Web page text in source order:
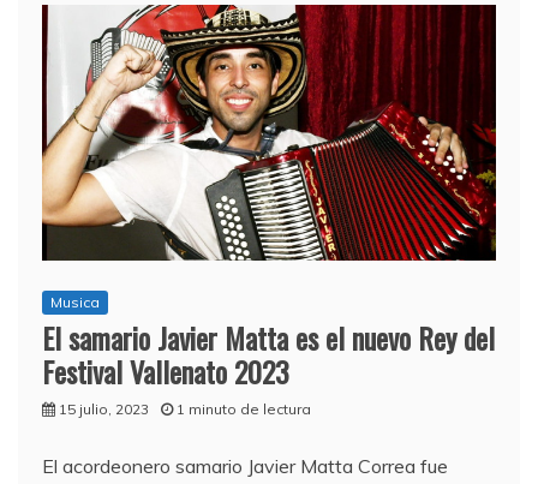
Musica
El samario Javier Matta es el nuevo Rey del
Festival Vallenato 2023
15 julio, 2023 1 minuto de lectura
El acordeonero samario Javier Matta Correa fue